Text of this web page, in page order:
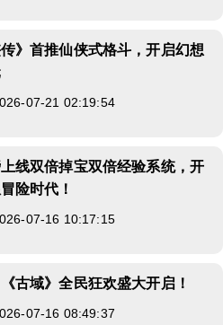
传》首推仙侠式格斗，开启幻想
07-21 02:19:54
上线双倍掉宝双倍经验系统，开
险时代！
07-16 10:17:15
古域》全民狂欢盛大开启！
07-16 08:49:37